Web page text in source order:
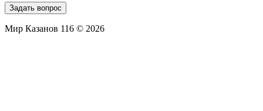
Задать вопрос
Мир Казанов 116 © 2026